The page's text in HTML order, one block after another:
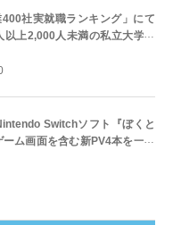
社実就職ランキング」にて
上2,000人未満の私立大学で
就職率は26.5%（前年比＋
立大学でも10位にランクイン
Switchソフト『ぼくと
ム画面を含む新PV4本を一挙